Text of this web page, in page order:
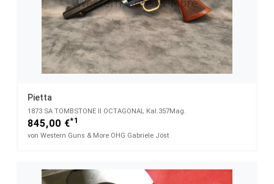
Pietta
1873 SA TOMBSTONE II OCTAGONAL Kal.357Mag.
845,00 €*1
von Western Guns & More OHG Gabriele Jöst